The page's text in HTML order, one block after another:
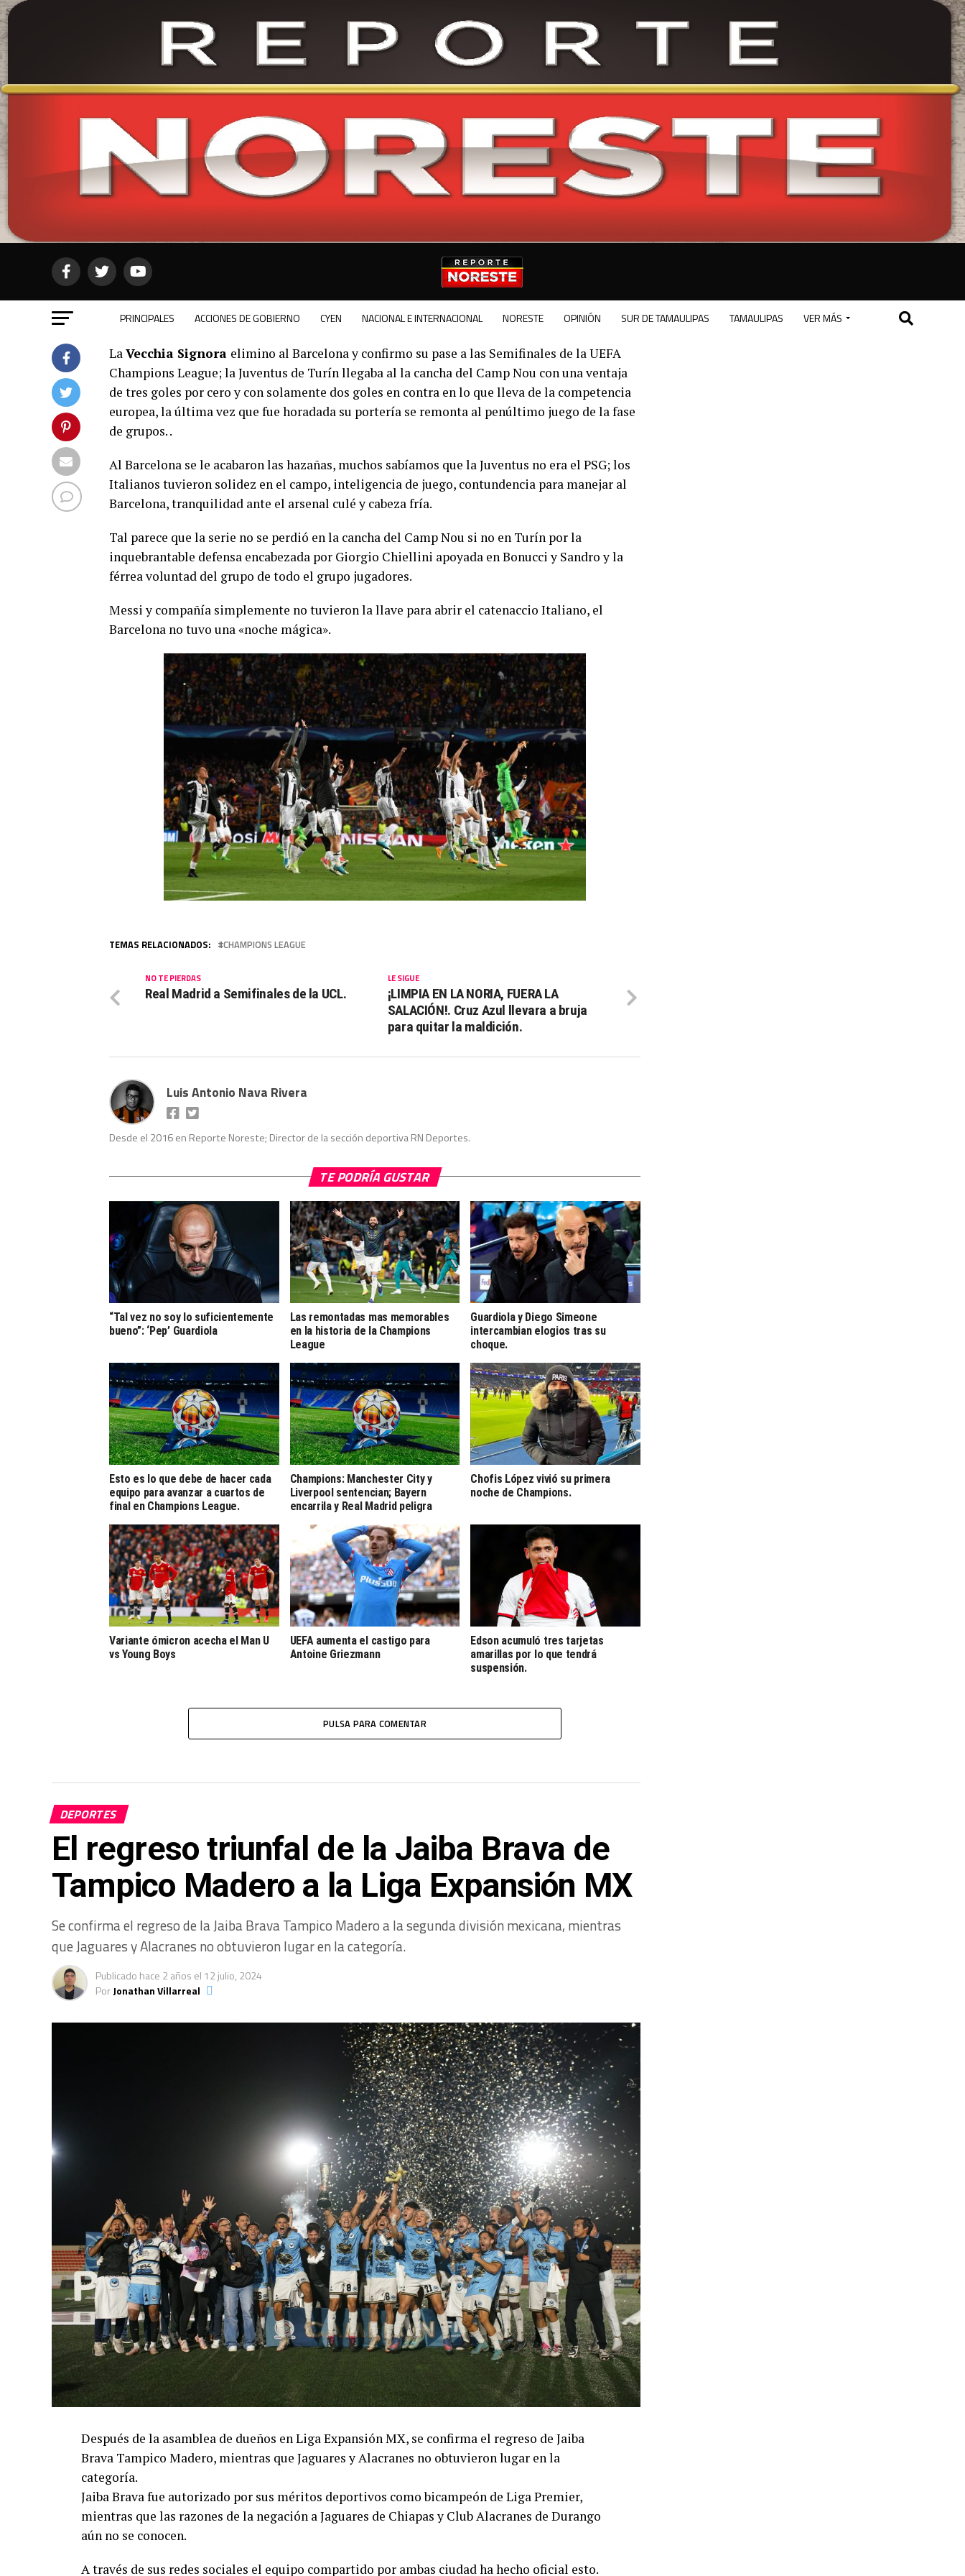
PRINCIPALES ACCIONES DE GOBIERNO CYEN NACIONAL E INTERNACIONAL NORESTE OPINIÓN SUR DE TAMAULIPAS TAMAULIPAS VER MÁS
LaVecchia Signora elimino al Barcelona y confirmo su pase a las Semifinales de la UEFA
Champions League; la Juventus de Turín llegaba al la cancha del Camp Nou con una ventaja
de tres goles por cero y con solamente dos goles en contra en lo que lleva de la competencia
europea, la última vez que fue horadada su portería se remonta al penúltimo juego de la fase
de grupos. .
Al Barcelona se le acabaron las hazañas, muchos sabíamos que la Juventus no era el PSG; los
Italianos tuvieron solidez en el campo, inteligencia de juego, contundencia para manejar al
Barcelona, tranquilidad ante el arsenal culé y cabeza fría.
Tal parece que la serie no se perdió en la cancha del Camp Nou si no en Turín por la
inquebrantable defensa encabezada por Giorgio Chiellini apoyada en Bonucci y Sandro y la
férrea voluntad del grupo de todo el grupo jugadores.
Messi y compañía simplemente no tuvieron la llave para abrir el catenaccio Italiano, el
Barcelona no tuvo una «noche mágica».
TEMAS RELACIONADOS: CHAMPIONS LEAGUE
LE SIGUE
¡LIMPIA EN LA NORIA, FUERA LA
SALACIÓN!. Cruz Azul llevara a bruja
para quitar la maldición.
NO TE PIERDAS
Real Madrid a Semifinales de la UCL.
Luis Antonio Nava Rivera
Desde el 2016 en Reporte Noreste; Director de la sección deportiva RN Deportes.
TE PODRÍA GUSTAR
“Tal vez no soy lo suficientemente
bueno”: ‘Pep’ Guardiola
Las remontadas mas memorables
en la historia de la Champions
League
Guardiola y Diego Simeone
intercambian elogios tras su
choque.
Esto es lo que debe de hacer cada
equipo para avanzar a cuartos de
final en Champions League.
Champions: Manchester City y
Liverpool sentencian; Bayern
encarrila y Real Madrid peligra
Chofis López vivió su primera
noche de Champions.
Variante ómicron acecha el Man U
vs Young Boys
UEFA aumenta el castigo para
Antoine Griezmann
Edson acumuló tres tarjetas
amarillas por lo que tendrá
suspensión.
PULSA PARA COMENTAR
DEPORTES
El regreso triunfal de la Jaiba Brava de
Tampico Madero a la Liga Expansión MX
Se confirma el regreso de la Jaiba Brava Tampico Madero a la segunda división mexicana, mientras
que Jaguares y Alacranes no obtuvieron lugar en la categoría.
Publicado hace 2 años el 12 julio, 2024
PorJonathan Villarreal
Después de la asamblea de dueños en Liga Expansión MX, se confirma el regreso de Jaiba
Brava Tampico Madero, mientras que Jaguares y Alacranes no obtuvieron lugar en la
categoría.
Jaiba Brava fue autorizado por sus méritos deportivos como bicampeón de Liga Premier,
mientras que las razones de la negación a Jaguares de Chiapas y Club Alacranes de Durango
aún no se conocen.
A través de sus redes sociales el equipo compartido por ambas ciudad ha hecho oficial esto.